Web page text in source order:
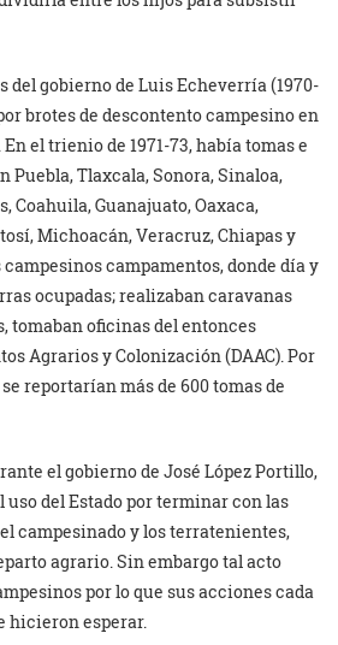
del gobierno de Luis Echeverría (1970-
brotes de descontento campesino en
el trienio de 1971-73, había tomas e
Puebla, Tlaxcala, Sonora, Sinaloa,
Coahuila, Guanajuato, Oaxaca,
Michoacán, Veracruz, Chiapas y
campamentos, donde día y
ocupadas; realizaban caravanas
tomaban oficinas del entonces
Agrarios y Colonización (DAAC). Por
reportarían más de 600 tomas de
el gobierno de José López Portillo,
uso del Estado por terminar con las
campesinado y los terratenientes,
agrario. Sin embargo tal acto
por lo que sus acciones cada
hicieron esperar.